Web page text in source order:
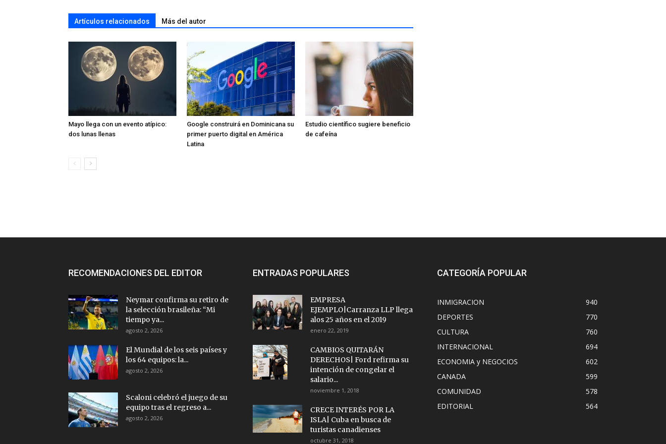
Artículos relacionados Más del autor
Mayo llega con un evento atípico:
dos lunas llenas
Google construirá en Dominicana su
primer puerto digital en América
Latina
Estudio científico sugiere beneficio
de cafeína
RECOMENDACIONES DEL EDITOR
Neymar confirma su retiro de
la selección brasileña: “Mi
tiempo ya...
agosto 2, 2026
El Mundial de los seis países y
los 64 equipos: la...
agosto 2, 2026
Scaloni celebró el juego de su
equipo tras el regreso a...
agosto 2, 2026
ENTRADAS POPULARES
EMPRESA
EJEMPLO|Carranza LLP llega
alos 25 años en el 2019
enero 22, 2019
CAMBIOS QUITARÁN
DERECHOS| Ford refirma su
intención de congelar el
salario...
noviembre 1, 2018
CRECE INTERÉS POR LA
ISLA| Cuba en busca de
turistas canadienses
octubre 31, 2018
CATEGORÍA POPULAR
INMIGRACION
940
DEPORTES
770
CULTURA
760
INTERNACIONAL
694
ECONOMIA y NEGOCIOS
602
CANADA
599
COMUNIDAD
578
EDITORIAL
564